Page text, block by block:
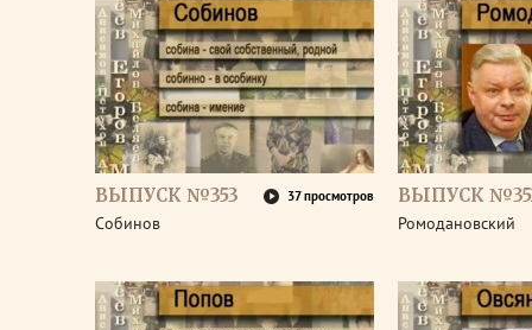
ВЫПУСК №353 37 просмотров
Собинов
ВЫПУСК
Ромодановский